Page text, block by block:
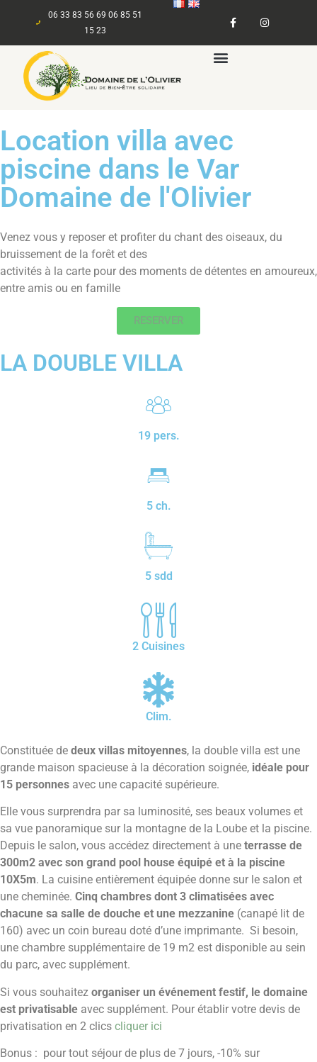
06 33 83 56 69 06 85 51
15 23
Location villa avec
piscine dans le Var
Domaine de l'Olivier
Venez vous y reposer et profiter du chant des oiseaux, du
bruissement de la forêt et des
activités à la carte pour des moments de détentes en amoureux,
entre amis ou en famille
RESERVER
LA DOUBLE VILLA
19 pers.
5 ch.
5 sdd
2 Cuisines
Clim.
Constituée de deux villas mitoyennes, la double villa est une
grande maison spacieuse à la décoration soignée, idéale pour
15 personnes avec une capacité supérieure.
Elle vous surprendra par sa luminosité, ses beaux volumes et
sa vue panoramique sur la montagne de la Loube et la piscine.
Depuis le salon, vous accédez directement à une terrasse de
300m2 avec son grand pool house équipé et à la piscine
10X5m. La cuisine entièrement équipée donne sur le salon et
une cheminée. Cinq chambres dont 3 climatisées avec
chacune sa salle de douche et une mezzanine (canapé lit de
160) avec un coin bureau doté d’une imprimante. Si besoin,
une chambre supplémentaire de 19 m2 est disponible au sein
du parc, avec supplément.
Si vous souhaitez organiser un événement festif, le domaine
est privatisable avec supplément. Pour établir votre devis de
privatisation en 2 clics cliquer ici
Bonus : pour tout séjour de plus de 7 jours, -10% sur